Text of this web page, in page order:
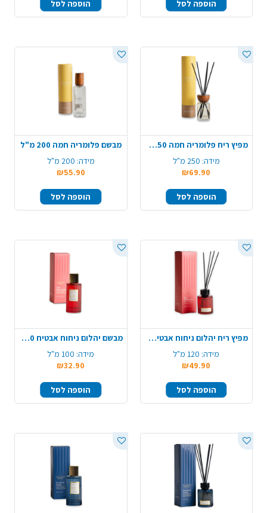
הוספה לסל הוספה לסל
מפיץ ריח פלומריה חמה 250 מ"ל
מידה: 250 מ"ל
₪69.90
הוספה לסל
מבשם פלומריה חמה 200 מ"ל
מידה: 200 מ"ל
₪55.90
הוספה לסל
מפיץ ריח יהלום ניחוח אבטיח 120 מ"ל
מידה: 120 מ"ל
₪49.90
הוספה לסל
מבשם יהלום ניחוח אבטיח 100 מ"ל
מידה: 100 מ"ל
₪32.90
הוספה לסל